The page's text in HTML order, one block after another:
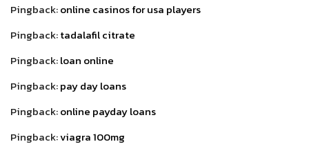
Pingback:online casinos for usa players
Pingback:tadalafil citrate
Pingback:loan online
Pingback:pay day loans
Pingback:online payday loans
Pingback:viagra 100mg